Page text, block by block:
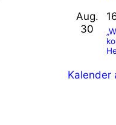
Aug.
30
Kalender